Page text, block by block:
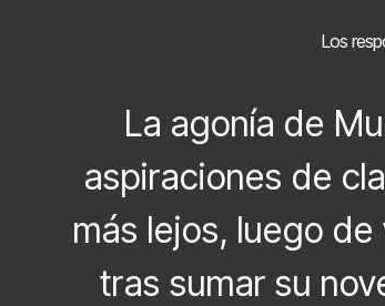
Los
La agonía de
aspiraciones de
más lejos, luego
tras sumar su